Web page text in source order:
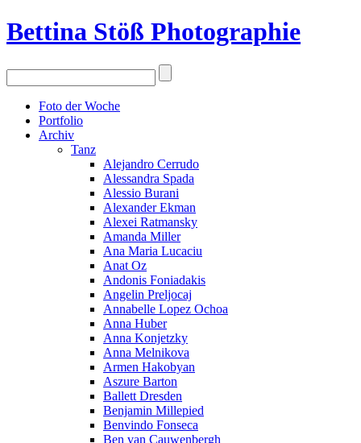
Bettina Stöß Photographie
Foto der Woche
Portfolio
Archiv
Tanz
Alejandro Cerrudo
Alessandra Spada
Alessio Burani
Alexander Ekman
Alexei Ratmansky
Amanda Miller
Ana Maria Lucaciu
Anat Oz
Andonis Foniadakis
Angelin Preljocaj
Annabelle Lopez Ochoa
Anna Huber
Anna Konjetzky
Anna Melnikova
Armen Hakobyan
Aszure Barton
Ballett Dresden
Benjamin Millepied
Benvindo Fonseca
Ben van Cauwenbergh